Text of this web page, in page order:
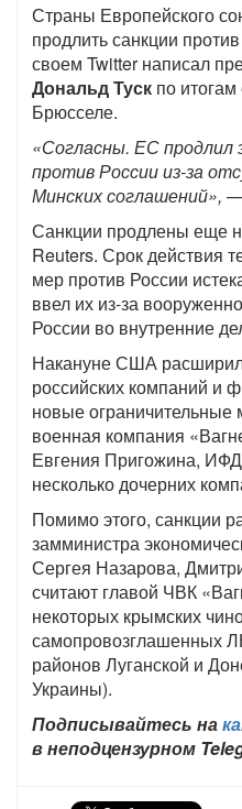
Страны Европейского
продлить санкции
своем Twitter написал
Дональд Туск по
Брюсселе.
​«Согласны. ЕС продлил
против России из-за
Минских соглашений»,
Санкции продлены еще
Reuters. Срок действия
мер против России
ввел их из-за
России во внутренние
Накануне США
российских компаний и
новые ограничительные
военная компания
Евгения Пригожина,
несколько дочерних
Помимо этого, санкции
замминистра
Сергея Назарова,
считают главой ЧВК
некоторых крымских
самопровозглашенных
районов Луганской и
Украины).
Подписывайтесь на
в неподцензурном